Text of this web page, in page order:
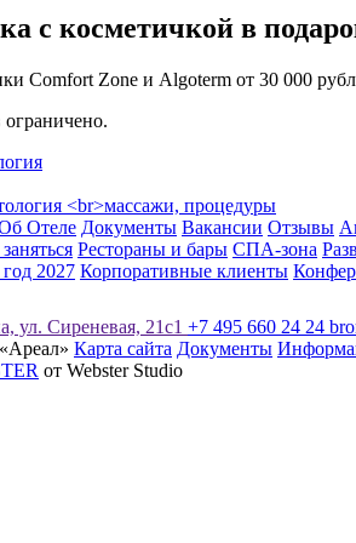
с косметичкой в
Comfort Zone и Algoterm от 30 000
ограничено.
Отеле Документы Вакансии Отзывы
Рестораны и бары СПА-зона
2027 Корпоративные клиенты
ул. Сиреневая, 21с1 +7 495 660 24 24
Карта сайта Документы
от Webster Studio